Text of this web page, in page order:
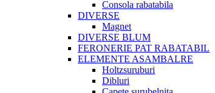
Consola rabatabila
DIVERSE
Magnet
DIVERSE BLUM
FERONERIE PAT RABATABIL
ELEMENTE ASAMBALRE
Holtzsuruburi
Dibluri